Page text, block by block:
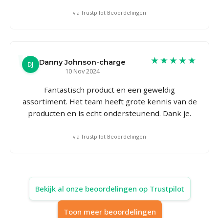
via Trustpilot Beoordelingen
DJ
Danny Johnson-charge
10 Nov 2024
★★★★★
Fantastisch product en een geweldig
assortiment. Het team heeft grote kennis van de
producten en is echt ondersteunend. Dank je.
via Trustpilot Beoordelingen
Bekijk al onze beoordelingen op Trustpilot
Toon meer beoordelingen